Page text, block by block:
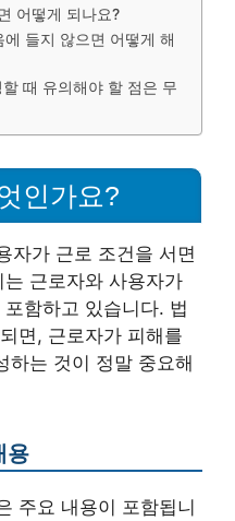
어떻게 되나요?
들지 않으면 어떻게 해
때 유의해야 할 점은 무
인가요?
자가 근로 조건을 서면
근로자와 사용자가
함하고 있습니다. 법
면, 근로자가 피해를
하는 것이 정말 중요해
용
주요 내용이 포함됩니